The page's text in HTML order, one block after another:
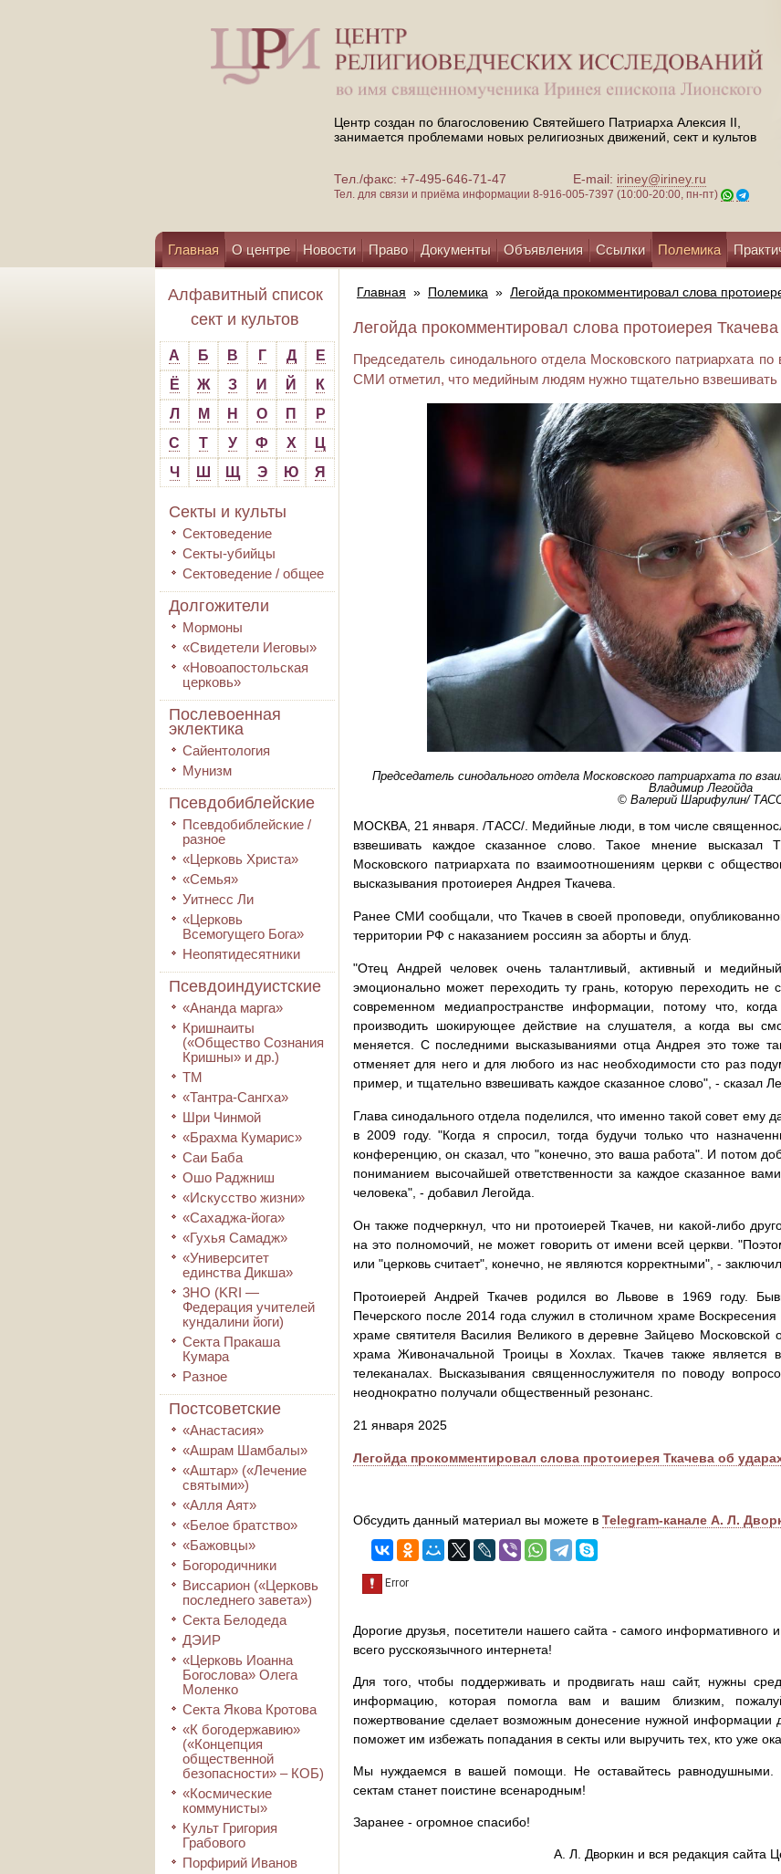
Центр создан по благословению Святейшего Патриарха Алексия II,
занимается проблемами новых религиозных движений, сект и культов
Тел./факс: +7-495-646-71-47 E-mail: iriney@iriney.ru
Тел. для связи и приёма информации 8-916-005-7397 (10:00-20:00, пн-пт)
Главная О центре Новости Право Документы Объявления Ссылки Полемика
Помощь центру
Алфавитный список
сект и культов
А Б В Г Д
Е
Ё
Ж З И Й
К
Л
М Н О П
Р
С
Т У Ф Х
Ц
Ч
Ш Щ Э Ю Я
Секты и культы
Сектоведение
Секты-убийцы
Сектоведение / общее
Долгожители
Мормоны
«Свидетели Иеговы»
«Новоапостольская
церковь»
Послевоенная
эклектика
Сайентология
Мунизм
Псевдобиблейские
Псевдобиблейские /
разное
«Церковь Христа»
«Семья»
Уитнесс Ли
«Церковь
Всемогущего Бога»
Неопятидесятники
Псевдоиндуистские
«Ананда марга»
Кришнаиты
(«Общество Сознания
Кришны» и др.)
ТМ
«Тантра-Сангха»
Шри Чинмой
«Брахма Кумарис»
Саи Баба
Ошо Раджниш
«Искусство жизни»
«Сахаджа-йога»
«Гухья Самадж»
«Университет
единства Дикша»
3HO (KRI ―
Федерация учителей
кундалини йоги)
Секта Пракаша
Кумара
Разное
Постсоветские
«Анастасия»
«Ашрам Шамбалы»
«Аштар» («Лечение
святыми»)
«Алля Аят»
«Белое братство»
«Бажовцы»
Богородичники
Виссарион («Церковь
последнего завета»)
Секта Белодеда
ДЭИР
«Церковь Иоанна
Богослова» Олега
Моленко
Секта Якова Кротова
«К богодержавию»
(«Концепция
общественной
безопасности» – КОБ)
«Космические
коммунисты»
Культ Григория
Грабового
Порфирий Иванов
Главная » Полемика » Легойда прокомментировал слова
Легойда прокомментировал слова протоиерея
Председатель синодального отдела Московского патриархата
СМИ отметил, что медийным людям нужно тщательно взвешивать
Председатель синодального отдела Московского патриархата по
Владимир Легойда
© Валерий Шарифулин/
МОСКВА, 21 января. /ТАСС/. Медийные люди, в том числе
взвешивать каждое сказанное слово. Такое мнение высказал
Московского патриархата по взаимоотношениям церкви с
высказывания протоиерея Андрея Ткачева.
Ранее СМИ сообщали, что Ткачев в своей проповеди,
территории РФ с наказанием россиян за аборты и блуд.
"Отец Андрей человек очень талантливый, активный и
эмоционально может переходить ту грань, которую переходить не
современном медиапространстве информации, потому что,
производить шокирующее действие на слушателя, а когда вы
меняется. С последними высказываниями отца Андрея это тоже
отменяет для него и для любого из нас необходимости сто раз
пример, и тщательно взвешивать каждое сказанное слово", - сказал
Глава синодального отдела поделился, что именно такой совет ему
в 2009 году. "Когда я спросил, тогда будучи только что
конференцию, он сказал, что "конечно, это ваша работа". И потом
пониманием высочайшей ответственности за каждое сказанное
человека", - добавил Легойда.
Он также подчеркнул, что ни протоиерей Ткачев, ни какой-либо
на это полномочий, не может говорить от имени всей церкви.
или "церковь считает", конечно, не являются корректными", -
Протоиерей Андрей Ткачев родился во Львове в 1969 году.
Печерского после 2014 года служил в столичном храме
храме святителя Василия Великого в деревне Зайцево Московской
храма Живоначальной Троицы в Хохлах. Ткачев также
телеканалах. Высказывания священнослужителя по поводу
неоднократно получали общественный резонанс.
21 января 2025
Легойда прокомментировал слова протоиерея Ткачева об
Обсудить данный материал вы можете в Telegram-канале А. Л.
Дорогие друзья, посетители нашего сайта - самого информативного и
всего русскоязычного интернета!
Для того, чтобы поддерживать и продвигать наш сайт, нужны
информацию, которая помогла вам и вашим близким,
пожертвование сделает возможным донесение нужной информации
поможет им избежать попадания в секты или выручить тех, кто уже
Мы нуждаемся в вашей помощи. Не оставайтесь равнодушными.
сектам станет поистине всенародным!
Заранее - огромное спасибо!
А. Л. Дворкин и вся редакция сайта